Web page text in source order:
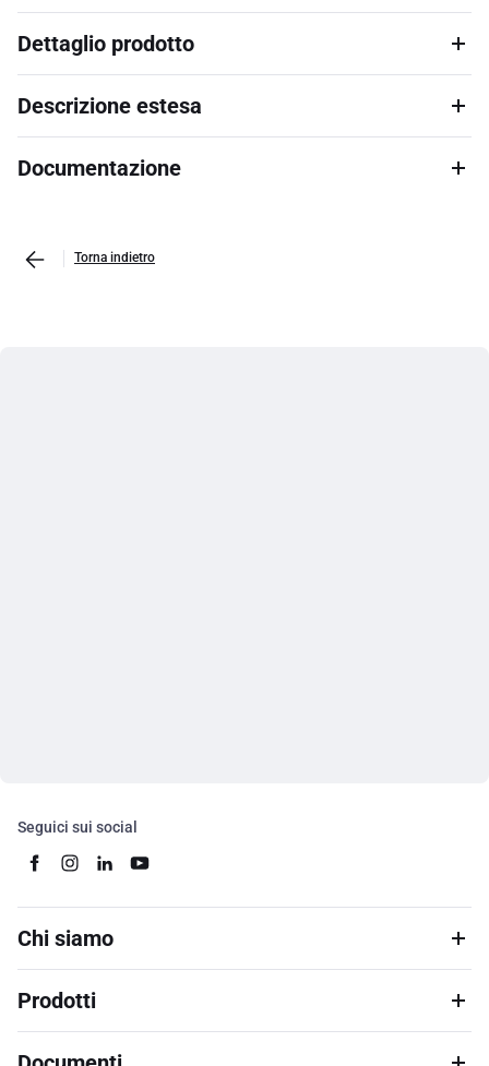
Dettaglio prodotto
Descrizione estesa
Documentazione
Torna indietro
Seguici sui social
Chi siamo
Prodotti